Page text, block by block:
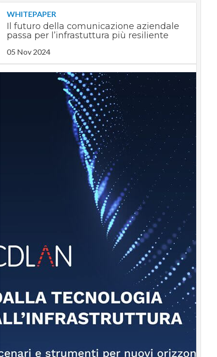
WHITEPAPER
Il futuro della comunicazione aziendale
passa per l’infrastuttura più resiliente
05 Nov 2024